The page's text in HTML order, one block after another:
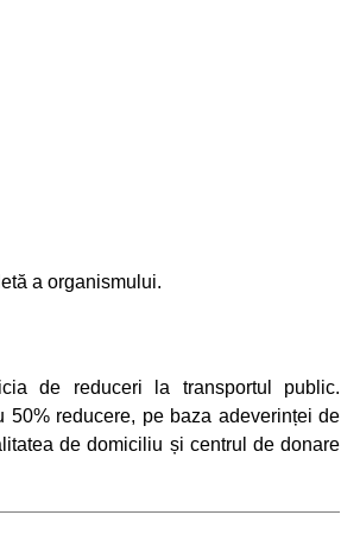
a organismului.
de reduceri la transportul public.
reducere, pe baza adeverinței de
de domiciliu și centrul de donare